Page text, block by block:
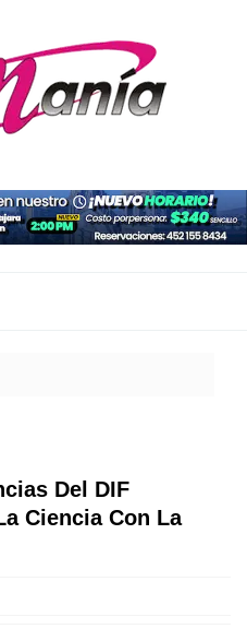
Del DIF
Ciencia Con La